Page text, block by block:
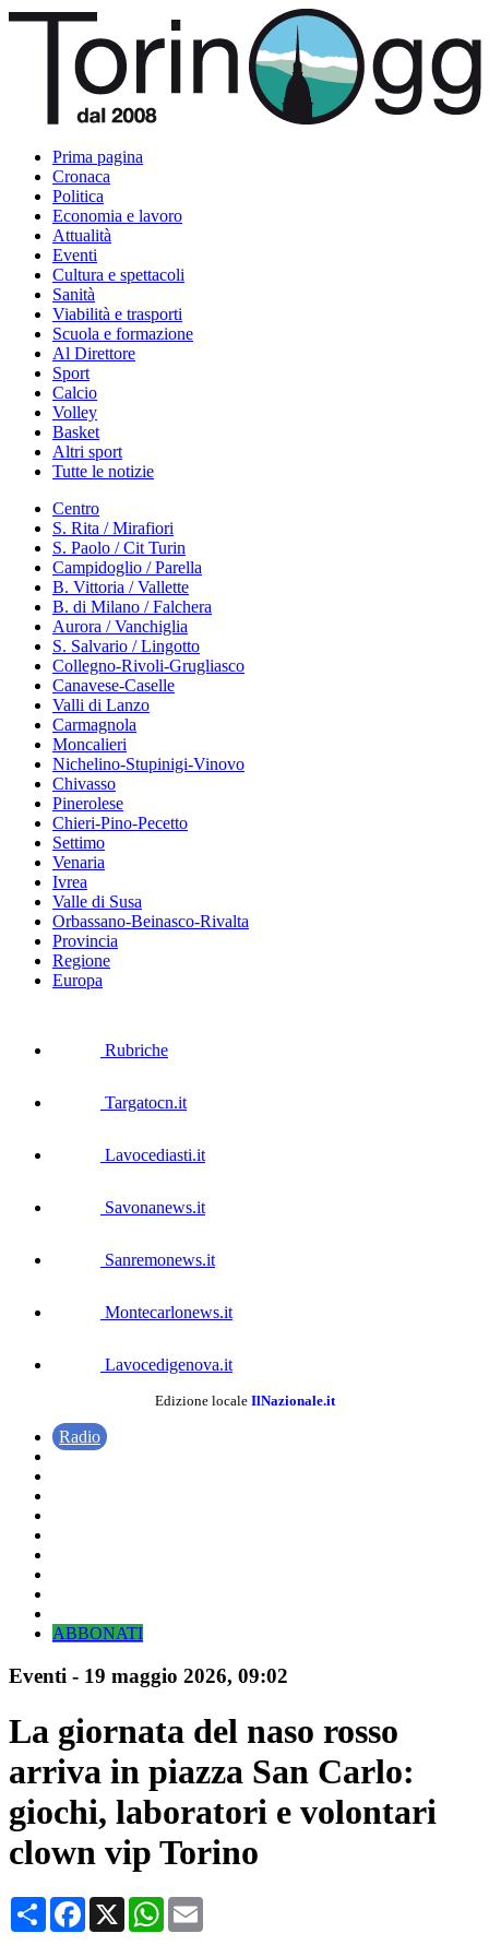
Prima pagina
Cronaca
Politica
Economia e lavoro
Attualità
Eventi
Cultura e spettacoli
Sanità
Viabilità e trasporti
Scuola e formazione
Al Direttore
Sport
Calcio
Volley
Basket
Altri sport
Tutte le notizie
Centro
S. Rita / Mirafiori
S. Paolo / Cit Turin
Campidoglio / Parella
B. Vittoria / Vallette
B. di Milano / Falchera
Aurora / Vanchiglia
S. Salvario / Lingotto
Collegno-Rivoli-Grugliasco
Canavese-Caselle
Valli di Lanzo
Carmagnola
Moncalieri
Nichelino-Stupinigi-Vinovo
Chivasso
Pinerolese
Chieri-Pino-Pecetto
Settimo
Venaria
Ivrea
Valle di Susa
Orbassano-Beinasco-Rivalta
Provincia
Regione
Europa
Rubriche
Targatocn.it
Lavocediasti.it
Savonanews.it
Sanremonews.it
Montecarlonews.it
Lavocedigenova.it
Edizione locale IlNazionale.it
Radio
ABBONATI
Eventi - 19 maggio 2026, 09:02
La giornata del naso rosso
arriva in piazza San Carlo:
giochi, laboratori e volontari
clown vip Torino
CondividiFacebook
X WhatsApp